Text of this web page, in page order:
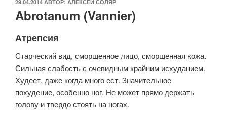
29.04.2014 АВТОР: АЛЕКСЕЙ СОЛЯР
Abrotanum (Vannier)
Атрепсия
Старческий вид, сморщенное лицо, сморщенная кожа.
Сильная слабость с очевидным крайним исхуданием.
Худеет, даже когда много ест. Значительное
похудение, особенно ног. Не может прямо держать
голову и твердо стоять на ногах.